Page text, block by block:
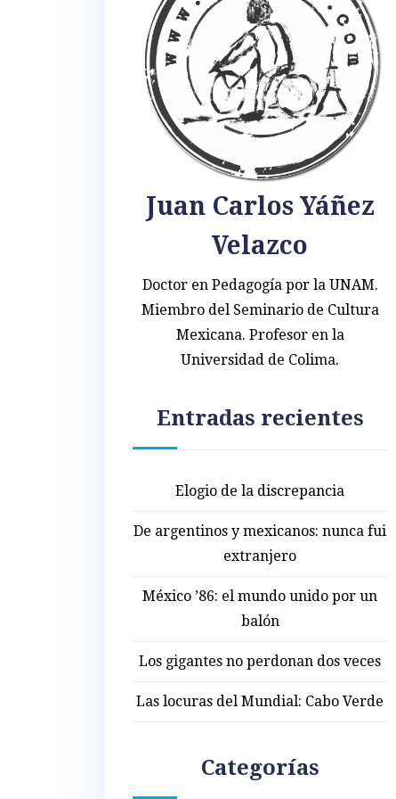
Juan Carlos Yáñez
Velazco
Doctor en Pedagogía por la UNAM.
Miembro del Seminario de Cultura
Mexicana. Profesor en la
Universidad de Colima.
Entradas recientes
Elogio de la discrepancia
De argentinos y mexicanos: nunca fui
extranjero
México ’86: el mundo unido por un
balón
Los gigantes no perdonan dos veces
Las locuras del Mundial: Cabo Verde
Categorías